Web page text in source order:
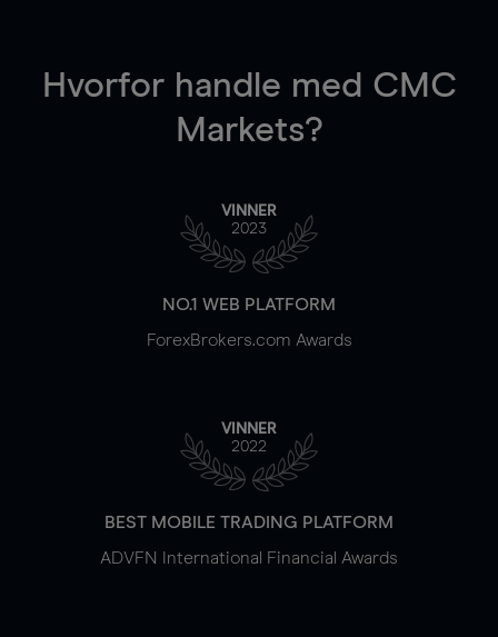
Hvorfor handle med CMC
Markets?
VINNER
2023
NO.1 WEB PLATFORM
ForexBrokers.com Awards
VINNER
2022
BEST MOBILE TRADING PLATFORM
ADVFN International Financial Awards